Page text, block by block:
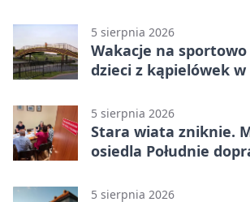
5 sierpnia 2026
Wakacje na sportowo
dzieci z kąpielówek
5 sierpnia 2026
Stara wiata zniknie.
osiedla Południe
5 sierpnia 2026